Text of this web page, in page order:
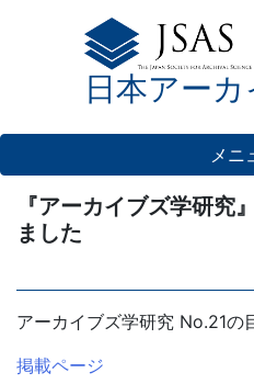
日本アー
メニ
『アーカイブズ学研究
ました
アーカイブズ学研究 No.21の
掲載ページ